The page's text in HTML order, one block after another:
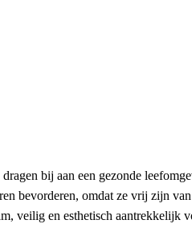
bij aan een gezonde
bevorderen, omdat ze vrij zijn
veilig en esthetisch aantrekkelijk